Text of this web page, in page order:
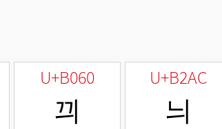
U+B060
끠
U+B2AC
늬